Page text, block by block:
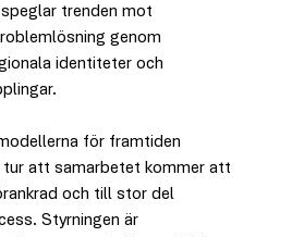
trenden mot
genom
identiteter och
för framtiden
att samarbetet kommer att
och till stor del
Styrningen är